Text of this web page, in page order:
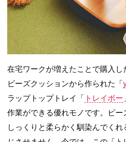
在宅ワークが増えたことで購入し
ビーズクッションから作られた「
ラップトップトレイ「
トレイボー
作業ができる優れモノです。ビー
しっくりと柔らかく馴染んでく